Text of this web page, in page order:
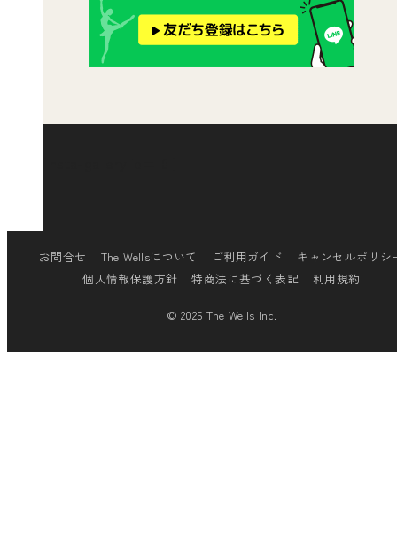
お問合せ The Wellsについて ご利用ガイド
キャンセルポリシ
個人情報保護方針
特商法に基づく表記 利用規約
© 2025 The Wells Inc.